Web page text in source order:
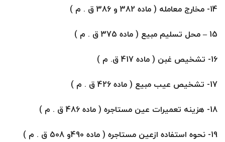
14- مخارج معامله ( ماده 382 و 386 ق . م )
15
–محل تسليم مبيع ( ماده 375 ق . م )
16- تشخيص غبن ( ماده 417 ق. م )
17- تشخيص عيب مبيع ( ماده 426 ق . م )
18- هزينه تعميرات عين مستاجره ( ماده 486 ق . م )
19- نحوه استفاده ازعين مستاجره ( ماده 490و 508 ق . م )